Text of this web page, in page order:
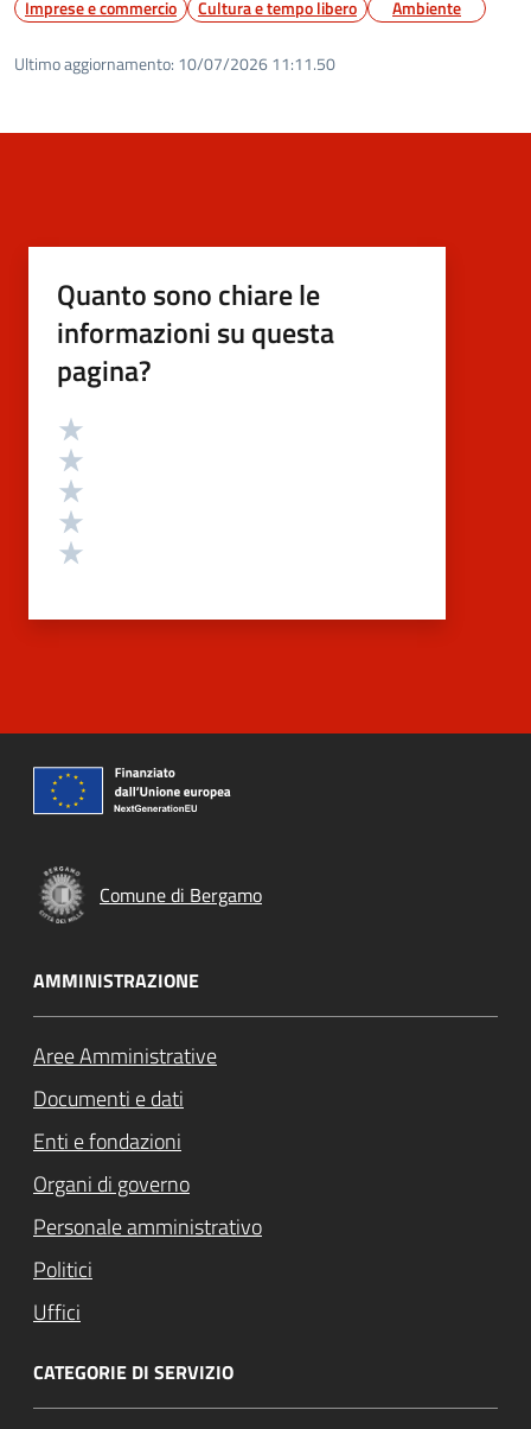
Imprese e commercio Cultura e tempo libero Ambiente
Ultimo aggiornamento: 10/07/2026 11:11.50
Quanto sono chiare le
informazioni su questa
pagina?
Valutazione
Comune di Bergamo
AMMINISTRAZIONE
Aree Amministrative
Documenti e dati
Enti e fondazioni
Organi di governo
Personale amministrativo
Politici
Uffici
CATEGORIE DI SERVIZIO